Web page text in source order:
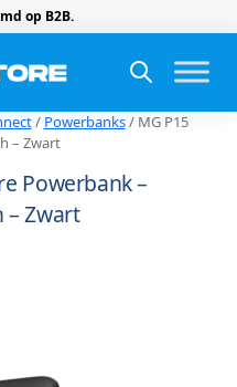
op B2B.
/ Powerbanks/ MG P15
– Zwart
Powerbank –
– Zwart